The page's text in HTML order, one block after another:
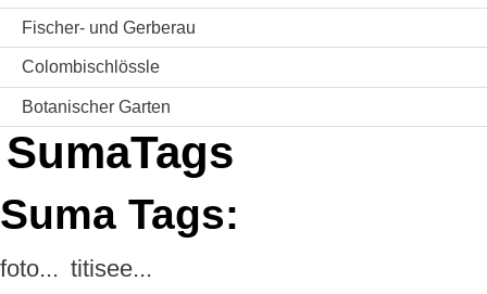
Fischer- und Gerberau
Colombischlössle
Botanischer Garten
SumaTags
Suma Tags:
foto... titisee...